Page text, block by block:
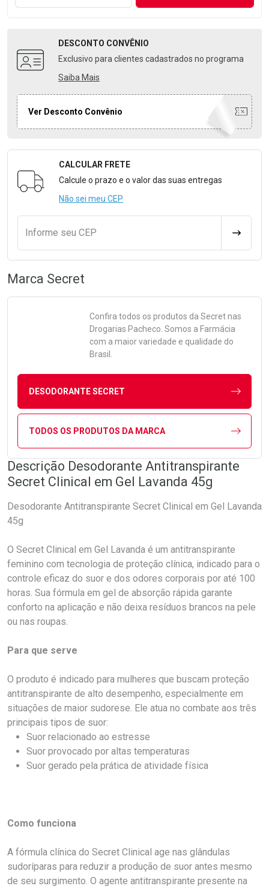
DESCONTO CONVÊNIO
Exclusivo para clientes cadastrados no programa
Saiba Mais
Ver Desconto Convênio
Formulário para Calcular o Frete
CALCULAR FRETE
Calcule o prazo e o valor das suas entregas
Não sei meu CEP
Informe seu CEP
Marca Secret
Confira todos os produtos da Secretnas
Drogarias Pacheco. Somos a Farmácia
com a maior variedade e qualidade do
Brasil.
DESODORANTE SECRET
TODOS OS PRODUTOS DA MARCA
Descrição Desodorante Antitranspirante
Secret Clinical em Gel Lavanda 45g
Desodorante Antitranspirante Secret Clinical em Gel Lavanda
45g
O Secret Clinical em Gel Lavanda é um antitranspirante
feminino com tecnologia de proteção clínica, indicado para o
controle eficaz do suor e dos odores corporais por até 100
horas. Sua fórmula em gel de absorção rápida garante
conforto na aplicação e não deixa resíduos brancos na pele
ou nas roupas.
Para que serve
O produto é indicado para mulheres que buscam proteção
antitranspirante de alto desempenho, especialmente em
situações de maior sudorese. Ele atua no combate aos três
principais tipos de suor:
Suor relacionado ao estresse
Suor provocado por altas temperaturas
Suor gerado pela prática de atividade física
Como funciona
A fórmula clínica do Secret Clinical age nas glândulas
sudoríparas para reduzir a produção de suor antes mesmo
de seu surgimento. O agente antitranspirante presente na